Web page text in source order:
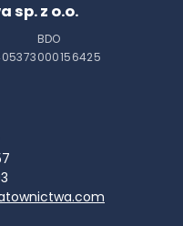
sp. z o.o.
BDO
000156425